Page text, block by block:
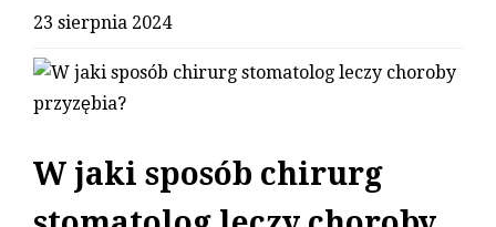
23 sierpnia 2024
W jaki sposób chirurg